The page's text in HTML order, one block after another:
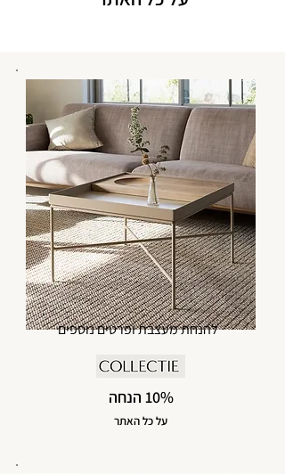
להנחת מעצבת ופרטים נוספים
10% הנחה
על כל האתר